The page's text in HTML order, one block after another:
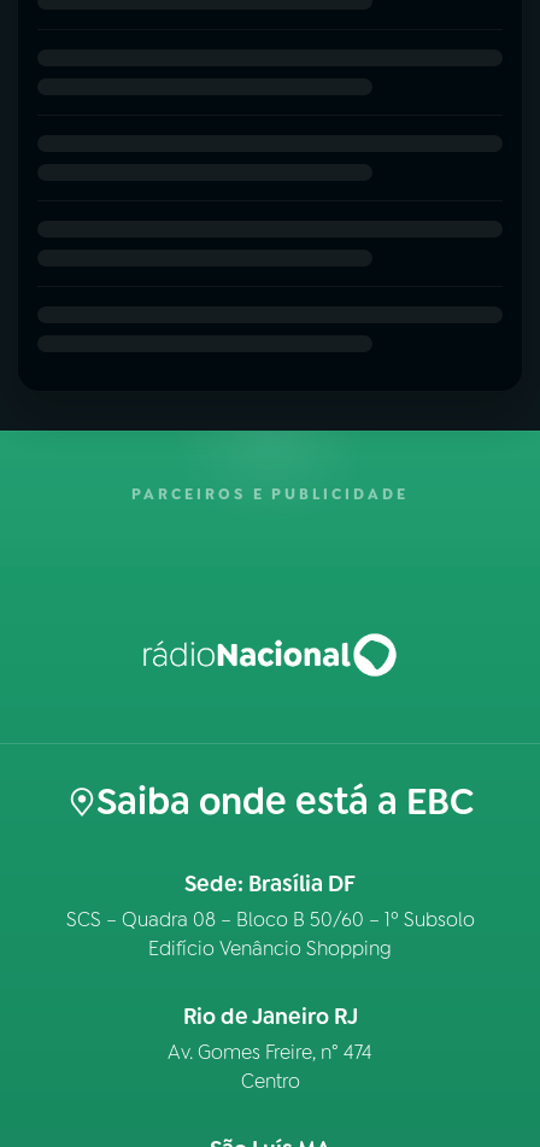
PARCEIROS E PUBLICIDADE
Saiba onde está a EBC
Sede: Brasília DF
SCS – Quadra 08 – Bloco B 50/60 – 1º Subsolo
Edifício Venâncio Shopping
Rio de Janeiro RJ
Av. Gomes Freire, n° 474
Centro